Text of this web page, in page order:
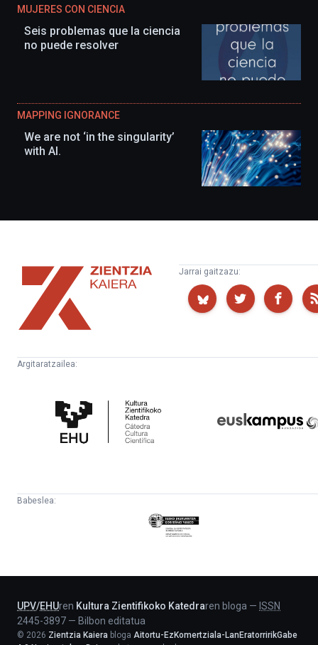
MUJERES CON CIENCIA
Seis problemas que la ciencia
no puede resolver
MAPPING IGNORANCE
We are not ‘in the singularity’
with AI.
Zientzia
Kaiera
Jarrai gaitzazu:
Argitaratzailea:
Zientifikoko
Katedra
Babeslea:
Eusko
Jaurlaritza
UPV/EHUren Kultura Zientifikoko Katedraren bloga — ISSN
2445-3897 — Bilbon editatua
© 2026 Zientzia Kaiera bloga Aitortu-EzKomertziala-LanEratorririkGabe